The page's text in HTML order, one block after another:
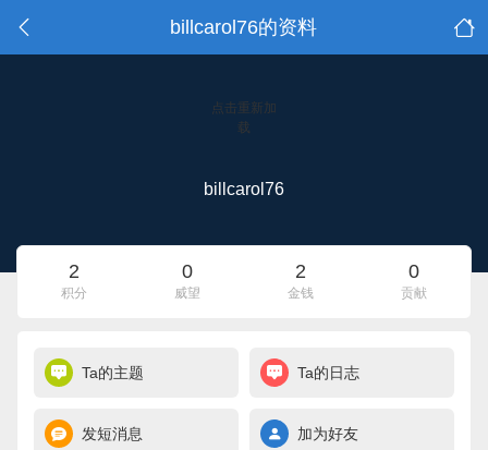
billcarol76的资料
点击重新加
载
billcarol76
2
积分
0
威望
2
金钱
0
贡献
Ta的主题 Ta的日志
发短消息 加为好友